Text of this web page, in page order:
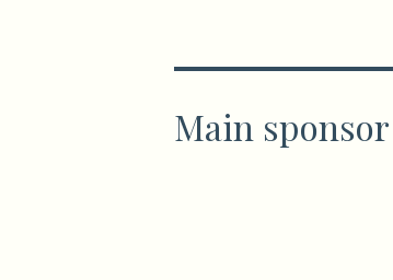
Main sponsor